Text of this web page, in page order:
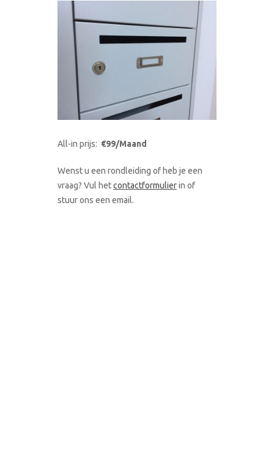
All-in prijs: €99/Maand
Wenst u een rondleiding of heb je een
vraag? Vul hetcontactformulierin of
stuur ons een email.